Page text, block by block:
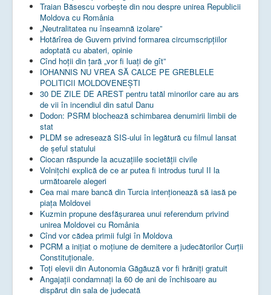
Traian Băsescu vorbește din nou despre unirea Republicii
Moldova cu România
„Neutralitatea nu înseamnă izolare”
Hotărîrea de Guvern privind formarea circumscripțiilor
adoptată cu abateri, opinie
Cînd hoții din țară „vor fi luați de gît”
IOHANNIS NU VREA SĂ CALCE PE GREBLELE
POLITICII MOLDOVENEȘTI
30 DE ZILE DE AREST pentru tatăl minorilor care au ars
de vii în incendiul din satul Danu
Dodon: PSRM blochează schimbarea denumirii limbii de
stat
PLDM se adresează SIS-ului în legătură cu filmul lansat
de șeful statului
Ciocan răspunde la acuzațiile societății civile
Volnițchi explică de ce ar putea fi introdus turul II la
următoarele alegeri
Cea mai mare bancă din Turcia intenționează să iasă pe
piața Moldovei
Kuzmin propune desfășurarea unui referendum privind
unirea Moldovei cu România
Cînd vor cădea primii fulgi în Moldova
PCRM a iniţiat o moţiune de demitere a judecătorilor Curţii
Constituţionale.
Toţi elevii din Autonomia Găgăuză vor fi hrăniţi gratuit
Angajații condamnați la 60 de ani de închisoare au
dispărut din sala de judecată